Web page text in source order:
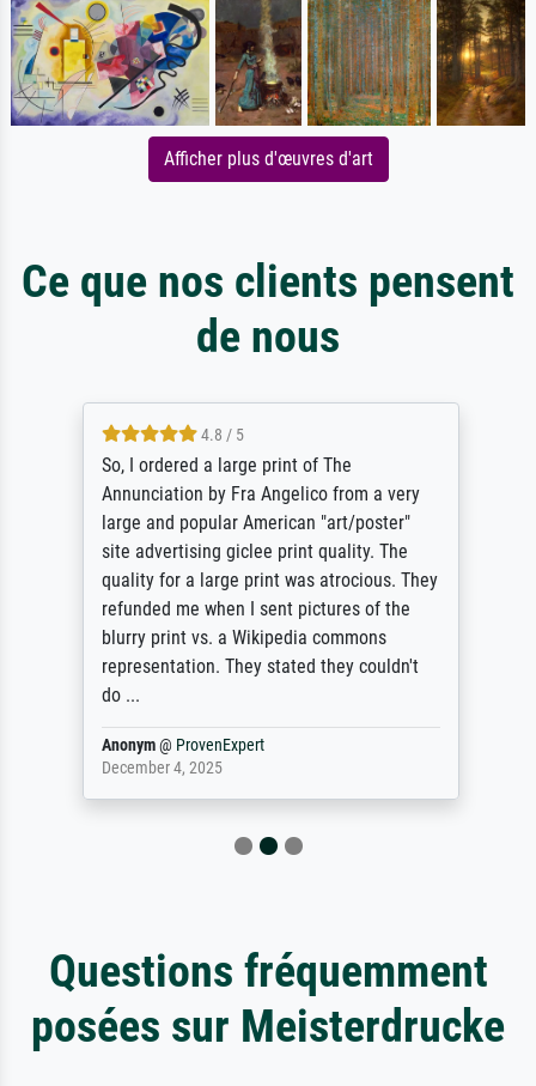
Afficher plus d'œuvres d'art
Ce que nos clients pensent
de nous
4.8 / 5
So, I ordered a large print of The
Annunciation by Fra Angelico from a very
large and popular American "art/poster"
site advertising giclee print quality. The
quality for a large print was atrocious. They
refunded me when I sent pictures of the
blurry print vs. a Wikipedia commons
representation. They stated they couldn't
do ...
Anonym@ ProvenExpert
December 4, 2025
Questions fréquemment
posées sur Meisterdrucke